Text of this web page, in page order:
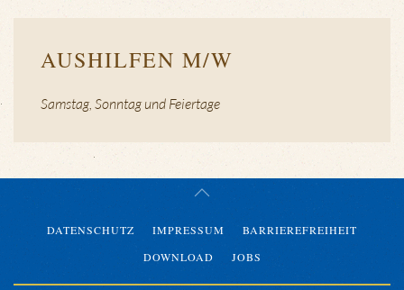
AUSHILFEN M/W
Samstag, Sonntag und Feiertage
DATENSCHUTZ IMPRESSUM
BARRIEREFREIHEIT
DOWNLOAD
JOBS